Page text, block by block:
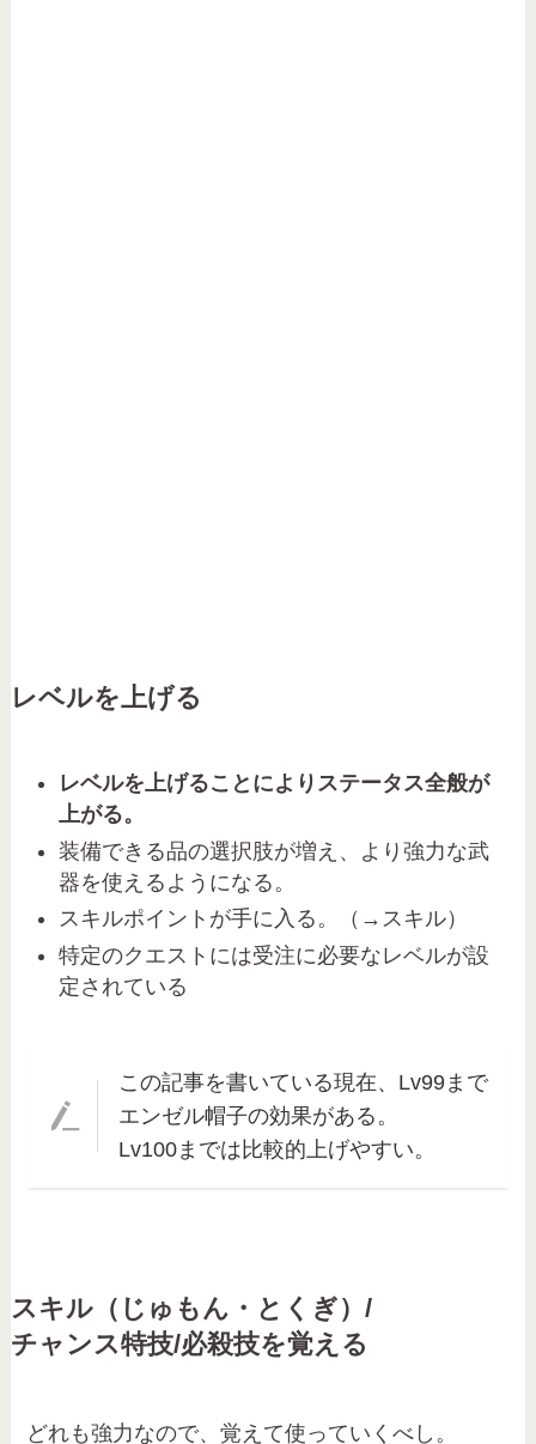
レベルを上げる
レベルを上げることによりステータス全般が
上がる。
装備できる品の選択肢が増え、より強力な武
器を使えるようになる。
スキルポイントが手に入る。（→スキル）
特定のクエストには受注に必要なレベルが設
定されている
この記事を書いている現在、Lv99まで
エンゼル帽子の効果がある。
Lv100までは比較的上げやすい。
スキル（ じゅもん・とくぎ）/
チャンス特技/必殺技を覚える
どれも強力なので、覚えて使っていくべし。